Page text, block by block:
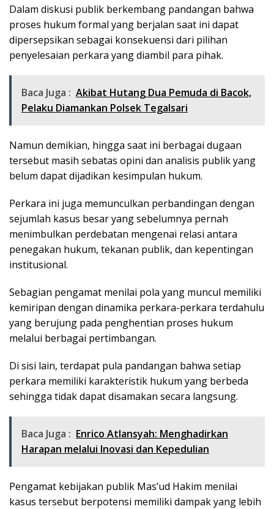
Dalam diskusi publik berkembang pandangan bahwa
proses hukum formal yang berjalan saat ini dapat
dipersepsikan sebagai konsekuensi dari pilihan
penyelesaian perkara yang diambil para pihak.
Baca Juga : Akibat Hutang Dua Pemuda di Bacok,
Pelaku Diamankan Polsek Tegalsari
Namun demikian, hingga saat ini berbagai dugaan
tersebut masih sebatas opini dan analisis publik yang
belum dapat dijadikan kesimpulan hukum.
Perkara ini juga memunculkan perbandingan dengan
sejumlah kasus besar yang sebelumnya pernah
menimbulkan perdebatan mengenai relasi antara
penegakan hukum, tekanan publik, dan kepentingan
institusional.
Sebagian pengamat menilai pola yang muncul memiliki
kemiripan dengan dinamika perkara-perkara terdahulu
yang berujung pada penghentian proses hukum
melalui berbagai pertimbangan.
Di sisi lain, terdapat pula pandangan bahwa setiap
perkara memiliki karakteristik hukum yang berbeda
sehingga tidak dapat disamakan secara langsung.
Baca Juga : Enrico Atlansyah: Menghadirkan
Harapan melalui Inovasi dan Kepedulian
Pengamat kebijakan publik Mas’ud Hakim menilai
kasus tersebut berpotensi memiliki dampak yang lebih